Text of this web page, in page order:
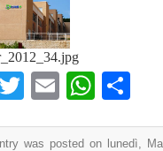
Facebook
TwitterEmail
was posted on lunedì,